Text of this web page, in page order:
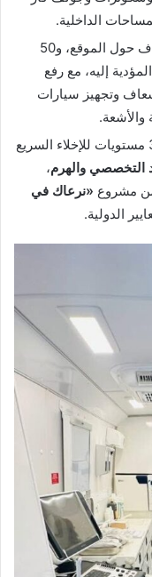
الداخلية.
انتشار 15 سيارة إسعاف حول الموقع، و50
إليه، مع رفع
وتجهيز سيارات
والأشعة.
تحديد 3 مستويات للإخلاء السريع
التخصصي والهرم،
مشروع «نرعاك في
الدولية.